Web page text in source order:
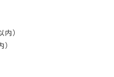
）